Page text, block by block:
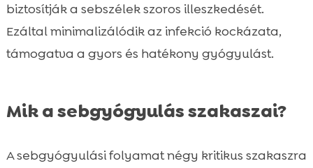
biztosítják a sebszélek szoros illeszkedését.
Ezáltal minimalizálódik az infekció kockázata,
támogatva a gyors és hatékony gyógyulást.
Mik a sebgyógyulás szakaszai?
A sebgyógyulási folyamat négy kritikus szakaszra